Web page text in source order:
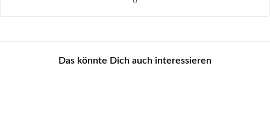
Das könnte Dich auch interessieren